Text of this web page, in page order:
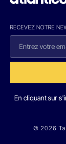
RECEVEZ NOTRE
En cliquant sur
© 2026